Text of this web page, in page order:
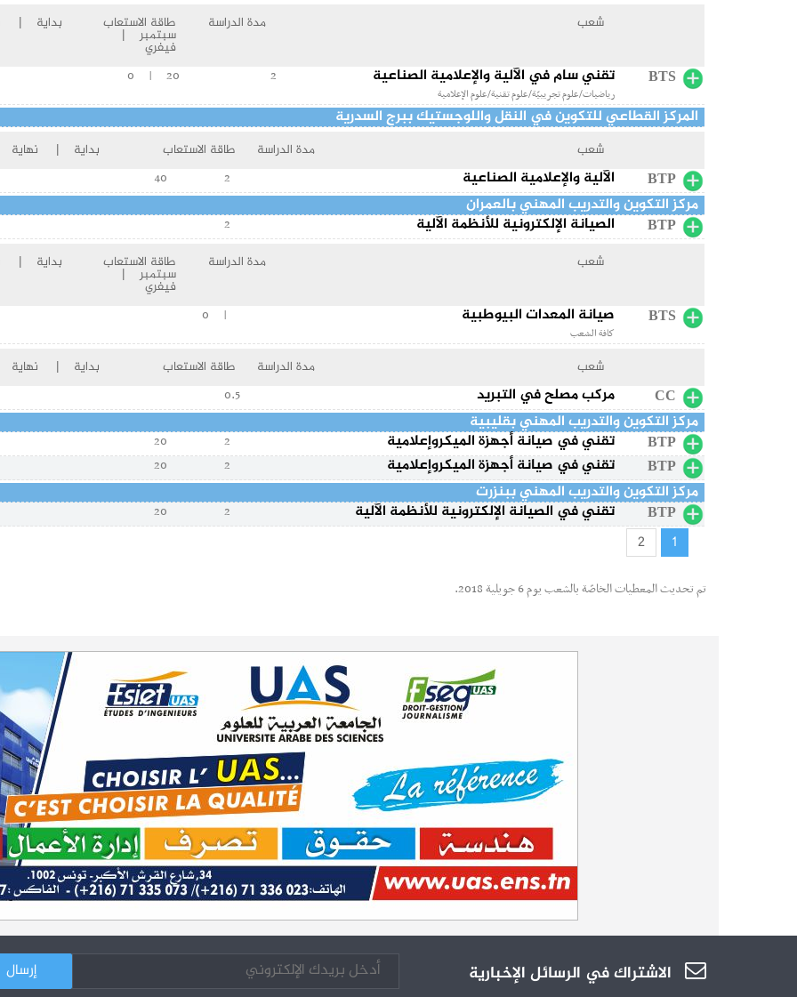
شعب مدة الدراسة طاقة الاستعاب
سبتمبر |
فيفري
بداية |
BTS تقني سام في الآلية والإعلامية الصناعية
رياضيات/علوم تجريبيّة/علوم تقنية/علوم الإعلامية
2
20 | 0
المركز القطاعي للتكوين في النقل واللوجستيك ببرج السدرية
شعب مدة الدراسة طاقة الاستعاب بداية | نهاية
BTP الآلية والإعلامية الصناعية 2
40
مركز التكوين والتدريب المهني بالعمران
BTP
الصيانة الإلكترونية للأنظمة الآلية 2
شعب مدة الدراسة طاقة الاستعاب
سبتمبر |
فيفري
بداية |
BTS صيانة المعدات البيوطبية
كافة الشعب
| 0
شعب مدة الدراسة طاقة الاستعاب بداية | نهاية
CC مركب مصلح في التبريد 0.5
مركز التكوين والتدريب المهني بقليبية
BTP
تقني في صيانة أجهزة الميكروإعلامية 2
20
BTP تقني في صيانة أجهزة الميكروإعلامية 2
20
مركز التكوين والتدريب المهني ببنزرت
BTP
تقني في الصيانة الإلكترونية للأنظمة الآلية 2
20
1
2
تم تحديث المعطيات الخاصّة بالشعب يوم 6 جويلية 2018.
الاشتراك في الرسائل الإخبارية